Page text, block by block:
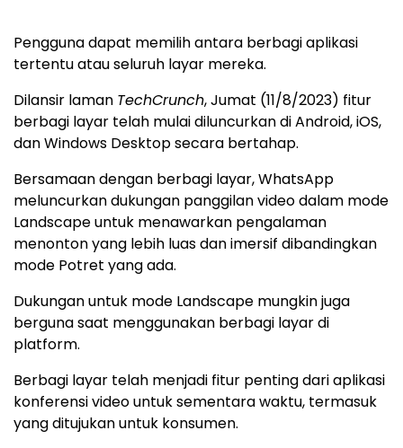
Pengguna dapat memilih antara berbagi aplikasi
tertentu atau seluruh layar mereka.
Dilansir laman TechCrunch, Jumat (11/8/2023) fitur
berbagi layar telah mulai diluncurkan di Android, iOS,
dan Windows Desktop secara bertahap.
Bersamaan dengan berbagi layar, WhatsApp
meluncurkan dukungan panggilan video dalam mode
Landscape untuk menawarkan pengalaman
menonton yang lebih luas dan imersif dibandingkan
mode Potret yang ada.
Dukungan untuk mode Landscape mungkin juga
berguna saat menggunakan berbagi layar di
platform.
Berbagi layar telah menjadi fitur penting dari aplikasi
konferensi video untuk sementara waktu, termasuk
yang ditujukan untuk konsumen.